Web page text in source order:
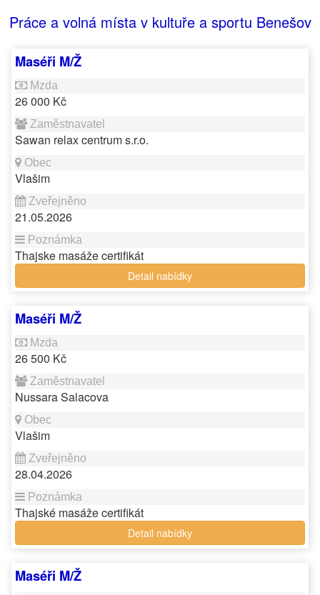
Práce a volná místa v kultuře a sportu Benešov
Maséři M/Ž
26 000 Kč
Sawan relax centrum s.r.o.
Vlašim
21.05.2026
Thajske masáže certifikát
Detail nabídky
Maséři M/Ž
26 500 Kč
Nussara Salacova
Vlašim
28.04.2026
Thajské masáže certifikát
Detail nabídky
Maséři M/Ž